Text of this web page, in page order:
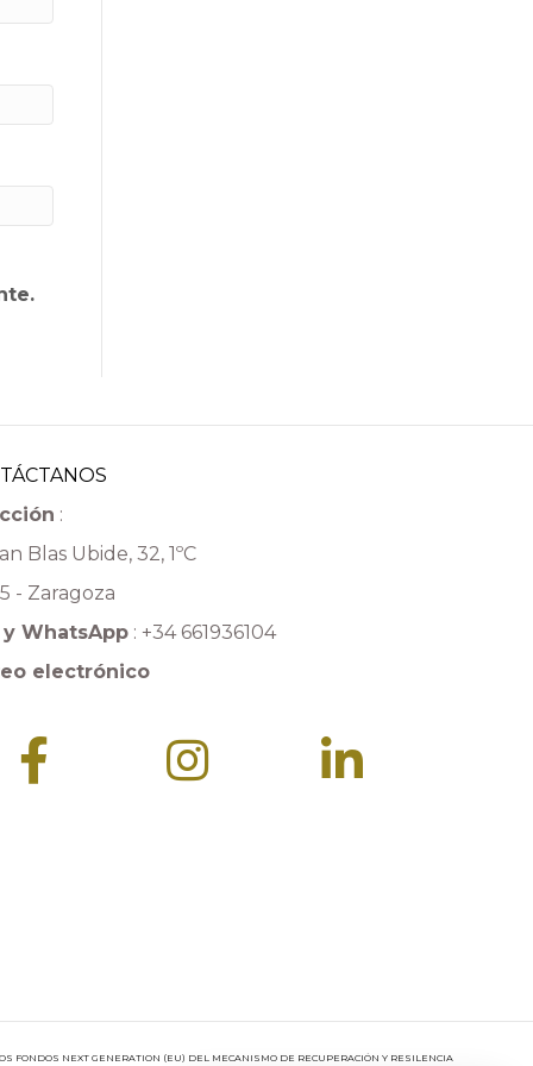
:
Blas Ubide, 32, 1ºC
- Zaragoza
WhatsApp : +34 661936104
electrónico
FONDOS NEXT GENERATION (EU) DEL MECANISMO DE RECUPERACIÓN Y RESILENCIA